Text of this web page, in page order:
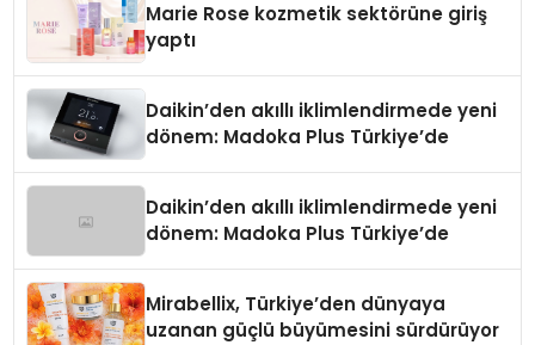
Marie Rose kozmetik sektörüne giriş
yaptı
Daikin’den akıllı iklimlendirmede yeni
dönem: Madoka Plus Türkiye’de
Daikin’den akıllı iklimlendirmede yeni
dönem: Madoka Plus Türkiye’de
Mirabellix, Türkiye’den dünyaya
uzanan güçlü büyümesini sürdürüyor